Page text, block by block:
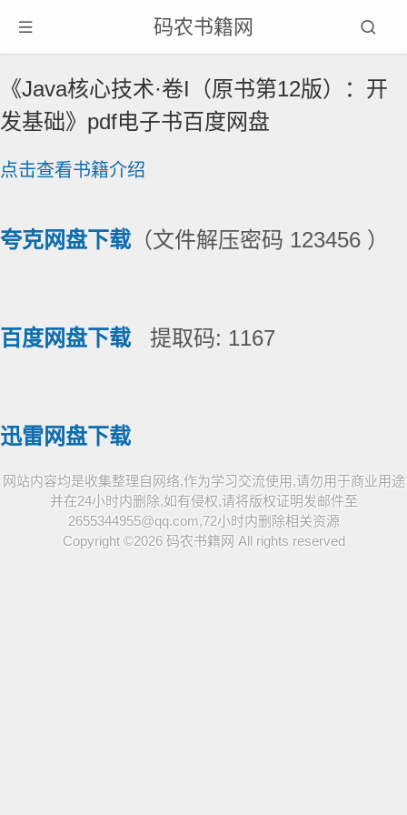
码农书籍网
《Java核心技术·卷I（原书第12版）：开
发基础》pdf电子书百度网盘
点击查看书籍介绍
夸克网盘下载 （文件解压密码 123456 ）
百度网盘下载 提取码: 1167
迅雷网盘下载
网站内容均是收集整理自网络,作为学习交流使用,请勿用于商业用途
并在24小时内删除,如有侵权,请将版权证明发邮件至
2655344955@qq.com,72小时内删除相关资源
Copyright ©2026 码农书籍网 All rights reserved